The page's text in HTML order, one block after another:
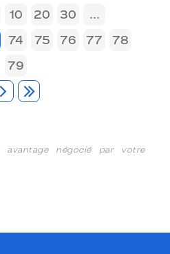
10 20 30
...
74 75 76 77
78
79
négocié par votre